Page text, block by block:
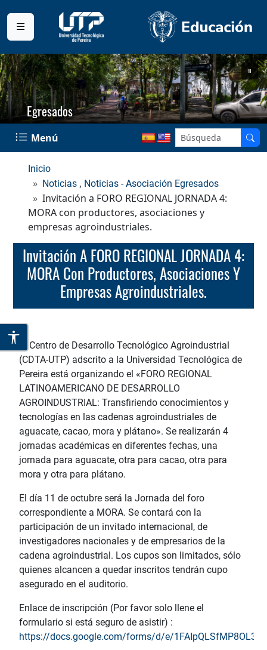
Egresados
Menú
Inicio
Noticias , Noticias - Asociación Egresados
Invitación a FORO REGIONAL JORNADA 4:
MORA con productores, asociaciones y
empresas agroindustriales.
Invitación A FORO REGIONAL JORNADA 4:
MORA Con Productores, Asociaciones Y
Empresas Agroindustriales.
El Centro de Desarrollo Tecnológico Agroindustrial
(CDTA-UTP) adscrito a la Universidad Tecnológica de
Pereira está organizando el «FORO REGIONAL
LATINOAMERICANO DE DESARROLLO
AGROINDUSTRIAL: Transfiriendo conocimientos y
tecnologías en las cadenas agroindustriales de
aguacate, cacao, mora y plátano». Se realizarán 4
jornadas académicas en diferentes fechas, una
jornada para aguacate, otra para cacao, otra para
mora y otra para plátano.
El día 11 de octubre será la Jornada del foro
correspondiente a MORA. Se contará con la
participación de un invitado internacional, de
investigadores nacionales y de empresarios de la
cadena agroindustrial. Los cupos son limitados, sólo
quienes alcancen a quedar inscritos tendrán cupo
asegurado en el auditorio.
Enlace de inscripción (Por favor solo llene el
formulario si está seguro de asistir) :
https://docs.google.com/forms/d/e/